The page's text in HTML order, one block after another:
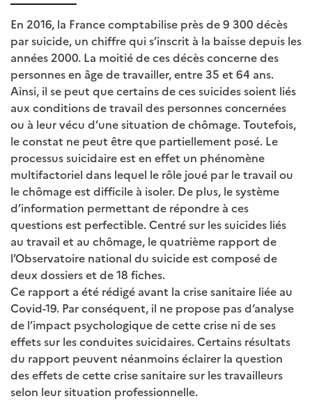
En 2016, la France comptabilise près de 9 300 décès
par suicide, un chiffre qui s’inscrit à la baisse depuis les
années 2000. La moitié de ces décès concerne des
personnes en âge de travailler, entre 35 et 64 ans.
Ainsi, il se peut que certains de ces suicides soient liés
aux conditions de travail des personnes concernées
ou à leur vécu d’une situation de chômage. Toutefois,
le constat ne peut être que partiellement posé. Le
processus suicidaire est en effet un phénomène
multifactoriel dans lequel le rôle joué par le travail ou
le chômage est difficile à isoler. De plus, le système
d’information permettant de répondre à ces
questions est perfectible. Centré sur les suicides liés
au travail et au chômage, le quatrième rapport de
l’Observatoire national du suicide est composé de
deux dossiers et de 18 fiches.
Ce rapport a été rédigé avant la crise sanitaire liée au
Covid-19. Par conséquent, il ne propose pas d‘analyse
de l’impact psychologique de cette crise ni de ses
effets sur les conduites suicidaires. Certains résultats
du rapport peuvent néanmoins éclairer la question
des effets de cette crise sanitaire sur les travailleurs
selon leur situation professionnelle.